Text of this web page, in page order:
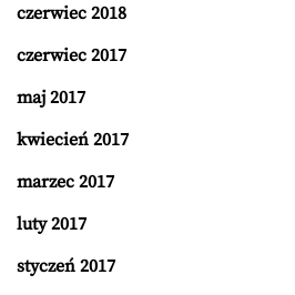
czerwiec 2018
czerwiec 2017
maj 2017
kwiecień 2017
marzec 2017
luty 2017
styczeń 2017